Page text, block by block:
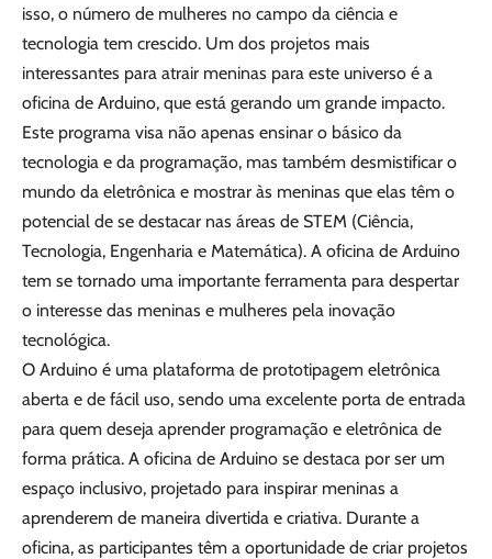
isso, o número de mulheres no campo da ciência e
tecnologia tem crescido. Um dos projetos mais
interessantes para atrair meninas para este universo é a
oficina de Arduino, que está gerando um grande impacto.
Este programa visa não apenas ensinar o básico da
tecnologia e da programação, mas também desmistificar o
mundo da eletrônica e mostrar às meninas que elas têm o
potencial de se destacar nas áreas de STEM (Ciência,
Tecnologia, Engenharia e Matemática). A oficina de Arduino
tem se tornado uma importante ferramenta para despertar
o interesse das meninas e mulheres pela inovação
tecnológica.
O Arduino é uma plataforma de prototipagem eletrônica
aberta e de fácil uso, sendo uma excelente porta de entrada
para quem deseja aprender programação e eletrônica de
forma prática. A oficina de Arduino se destaca por ser um
espaço inclusivo, projetado para inspirar meninas a
aprenderem de maneira divertida e criativa. Durante a
oficina, as participantes têm a oportunidade de criar projetos